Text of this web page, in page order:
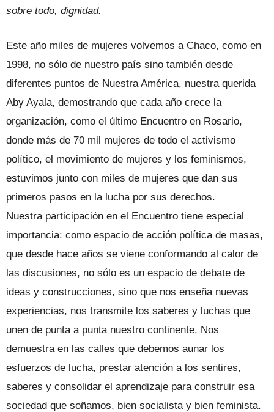
sobre todo, dignidad.
Este año miles de mujeres volvemos a Chaco, como en
1998, no sólo de nuestro país sino también desde
diferentes puntos de Nuestra América, nuestra querida
Aby Ayala, demostrando que cada año crece la
organización, como el último Encuentro en Rosario,
donde más de 70 mil mujeres de todo el activismo
político, el movimiento de mujeres y los feminismos,
estuvimos junto con miles de mujeres que dan sus
primeros pasos en la lucha por sus derechos.
Nuestra participación en el Encuentro tiene especial
importancia: como espacio de acción política de masas,
que desde hace años se viene conformando al calor de
las discusiones, no sólo es un espacio de debate de
ideas y construcciones, sino que nos enseña nuevas
experiencias, nos transmite los saberes y luchas que
unen de punta a punta nuestro continente. Nos
demuestra en las calles que debemos aunar los
esfuerzos de lucha, prestar atención a los sentires,
saberes y consolidar el aprendizaje para construir esa
sociedad que soñamos, bien socialista y bien feminista.